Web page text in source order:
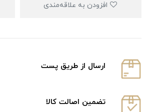
ارسال از طریق پست
تضمین اصالت کالا